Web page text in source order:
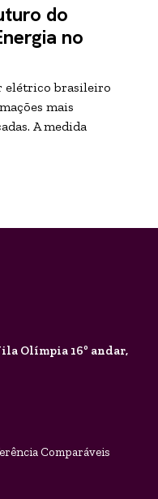
do
no
elétrico brasileiro
mais
A medida
Olímpia 16º andar,
Comparáveis